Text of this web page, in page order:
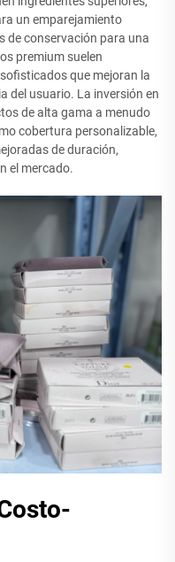
un emparejamiento
de conservación para una
premium suelen
que mejoran la
del usuario. La inversión en
de alta gama a menudo
cobertura personalizable,
de duración,
el mercado.